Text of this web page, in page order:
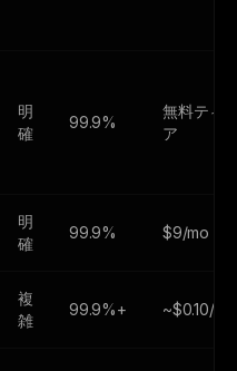
明
確
99.9%
無料ティ
ア
明
確
99.9% $9/mo
複
雑
99.9%+ ~$0.10/1k